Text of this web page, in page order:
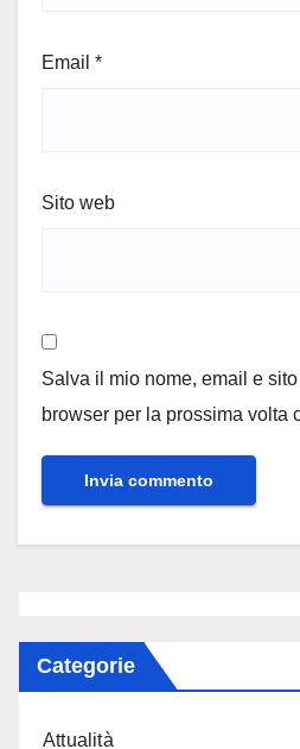
Email *
Sito web
Salva il mio nome, email e
browser per la prossima volta
Categorie
Attualità